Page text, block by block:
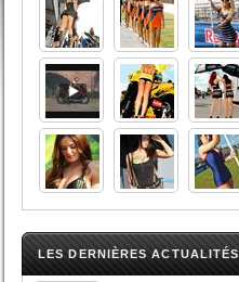
LES DERNIÈRES ACTUALITÉS